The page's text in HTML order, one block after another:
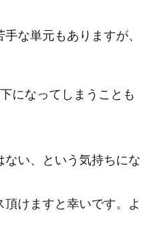
な単元もありますが、
になってしまうことも
い、という気持ちにな
けますと幸いです。よ